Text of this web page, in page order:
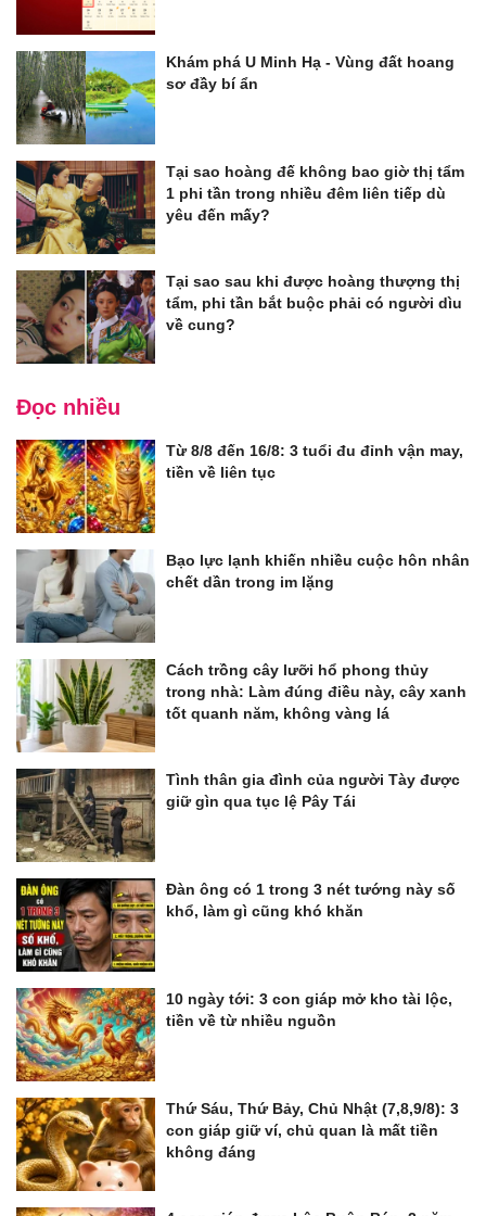
Khám phá U Minh Hạ - Vùng đất hoang
sơ đầy bí ẩn
Tại sao hoàng đế không bao giờ thị tẩm
1 phi tần trong nhiều đêm liên tiếp dù
yêu đến mấy?
Tại sao sau khi được hoàng thượng thị
tẩm, phi tần bắt buộc phải có người dìu
về cung?
Đọc nhiều
Từ 8/8 đến 16/8: 3 tuổi đu đỉnh vận may,
tiền về liên tục
Bạo lực lạnh khiến nhiều cuộc hôn nhân
chết dần trong im lặng
Cách trồng cây lưỡi hổ phong thủy
trong nhà: Làm đúng điều này, cây xanh
tốt quanh năm, không vàng lá
Tình thân gia đình của người Tày được
giữ gìn qua tục lệ Pây Tái
Đàn ông có 1 trong 3 nét tướng này số
khổ, làm gì cũng khó khăn
10 ngày tới: 3 con giáp mở kho tài lộc,
tiền về từ nhiều nguồn
Thứ Sáu, Thứ Bảy, Chủ Nhật (7,8,9/8): 3
con giáp giữ ví, chủ quan là mất tiền
không đáng